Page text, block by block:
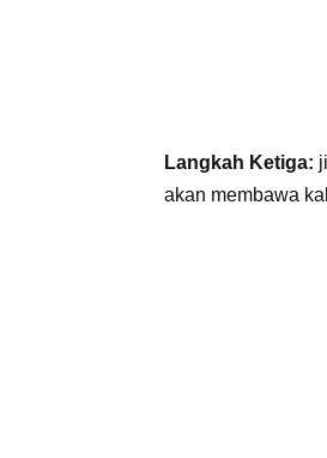
Langkah Ketiga:
akan membawa